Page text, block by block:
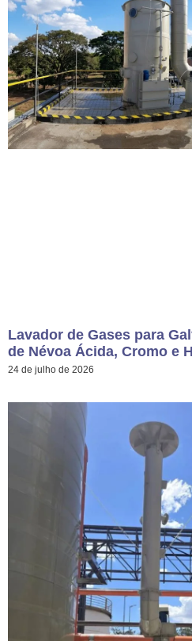
Lavador de Gases para
de Névoa Ácida, Cromo e
24 de julho de 2026